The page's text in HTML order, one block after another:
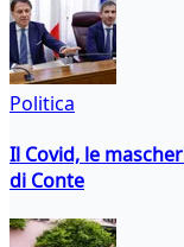
Politica
Il Covid, le
di Conte